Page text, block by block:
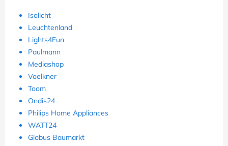
Isolicht
Leuchtenland
Lights4Fun
Paulmann
Mediashop
Voelkner
Toom
Ondis24
Philips Home Appliances
WATT24
Globus Baumarkt